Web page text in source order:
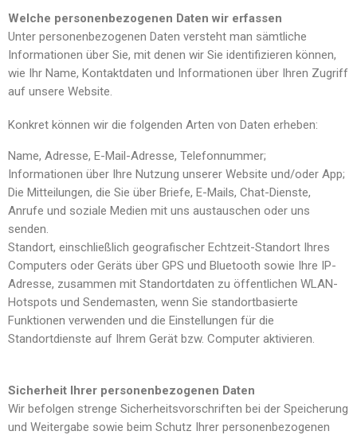
Welche personenbezogenen Daten wir erfassen
Unter personenbezogenen Daten versteht man sämtliche
Informationen über Sie, mit denen wir Sie identifizieren können,
wie Ihr Name, Kontaktdaten und Informationen über Ihren Zugriff
auf unsere Website.
Konkret können wir die folgenden Arten von Daten erheben:
Name, Adresse, E-Mail-Adresse, Telefonnummer;
Informationen über Ihre Nutzung unserer Website und/oder App;
Die Mitteilungen, die Sie über Briefe, E-Mails, Chat-Dienste,
Anrufe und soziale Medien mit uns austauschen oder uns
senden.
Standort, einschließlich geografischer Echtzeit-Standort Ihres
Computers oder Geräts über GPS und Bluetooth sowie Ihre IP-
Adresse, zusammen mit Standortdaten zu öffentlichen WLAN-
Hotspots und Sendemasten, wenn Sie standortbasierte
Funktionen verwenden und die Einstellungen für die
Standortdienste auf Ihrem Gerät bzw. Computer aktivieren.
Sicherheit Ihrer personenbezogenen Daten
Wir befolgen strenge Sicherheitsvorschriften bei der Speicherung
und Weitergabe sowie beim Schutz Ihrer personenbezogenen